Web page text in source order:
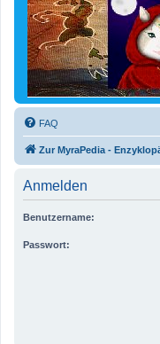
FAQ
Zur MyraPedia -
Anmelden
Benutzername:
Passwort: